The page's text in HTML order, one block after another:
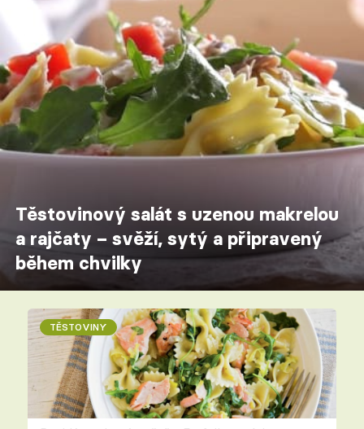
Těstovinový salát s uzenou makrelou
a rajčaty – svěží, sytý a připravený
během chvilky
TĚSTOVINY